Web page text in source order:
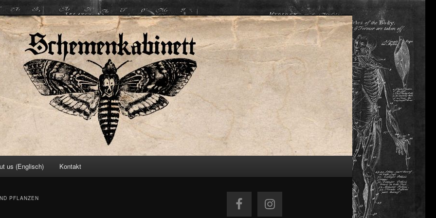
us (Englisch) Kontakt
PFLANZEN